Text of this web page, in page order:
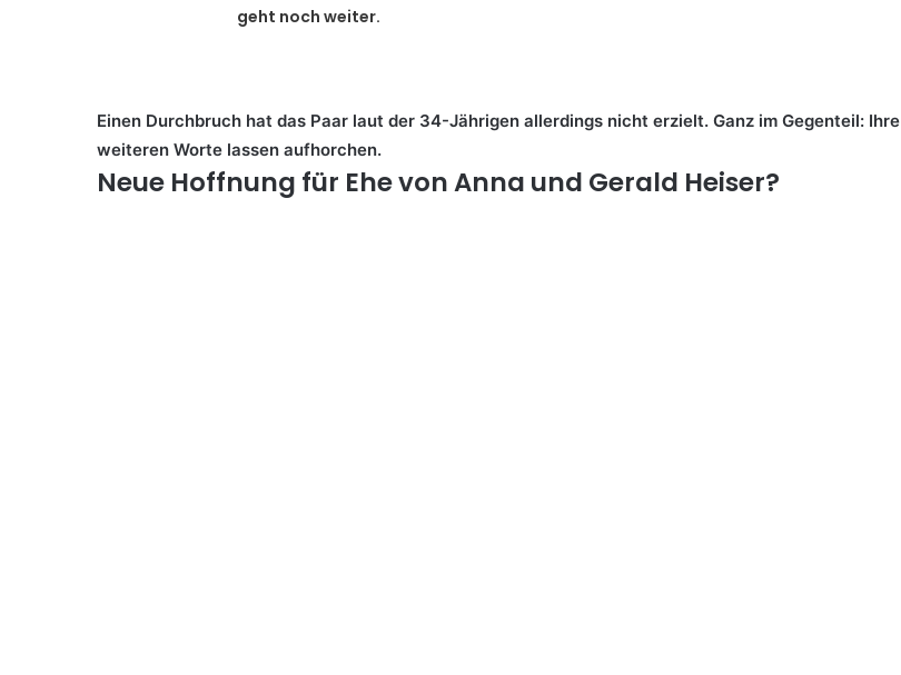
geht noch weiter.
Einen Durchbruch hat das Paar laut der 34-Jährigen allerdings nicht erzielt. Ganz im Gegenteil: Ihre
weiteren Worte lassen aufhorchen.
Neue Hoffnung für Ehe von Anna und Gerald Heiser?